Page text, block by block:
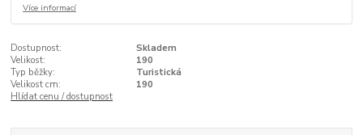
Více informací
Dostupnost:
Skladem
Velikost:
190
Typ běžky:
Turistická
Velikost cm:
190
Hlídat cenu / dostupnost